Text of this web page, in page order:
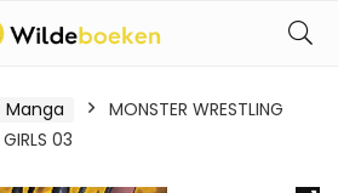
Manga
MONSTER WRESTLING
03